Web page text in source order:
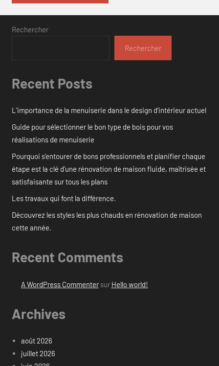
Rechercher
Rechercher
Recent Posts
L’importance de la menuiserie dans le design d’intérieur actuel
Guide pour sélectionner le bon type de bois pour vos
réalisations de menuiserie
Pourquoi s’entourer de bons professionnels et planifier chaque
étape est la clé d’une rénovation de maison fluide, maîtrisée et
satisfaisante sur tous les plans
Les travaux qui font la différence.
Découvrez les styles les plus chauds en rénovation de maison
cette année.
Recent Comments
A WordPress Commentersur Hello world!
Archives
août 2026
juillet 2026